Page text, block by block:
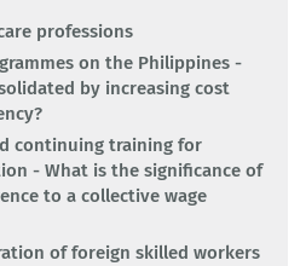
professions
on the Philippines -
by increasing cost
continuing training for
- What is the significance of
to a collective wage
of foreign skilled workers